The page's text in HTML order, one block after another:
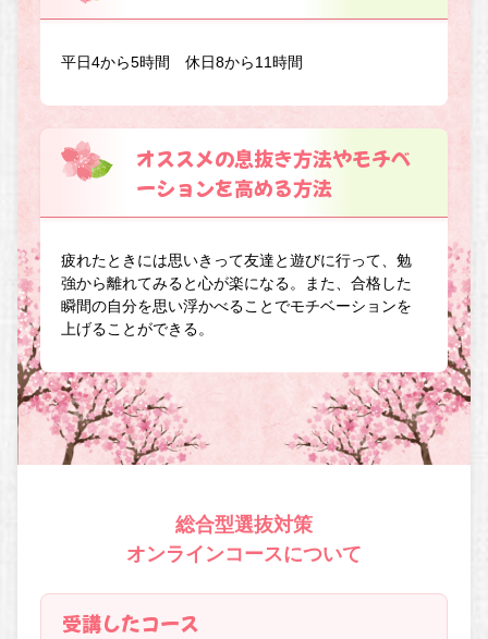
平日4から5時間 休日8から11時間
オススメの息抜き方法やモチベ
ーションを高める方法
疲れたときには思いきって友達と遊びに行って、勉
強から離れてみると心が楽になる。また、合格した
瞬間の自分を思い浮かべることでモチベーションを
上げることができる。
総合型選抜対策
オンラインコースについて
受講したコース